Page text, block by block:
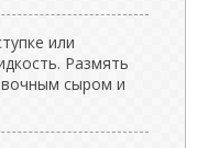
или
Размять
сыром и